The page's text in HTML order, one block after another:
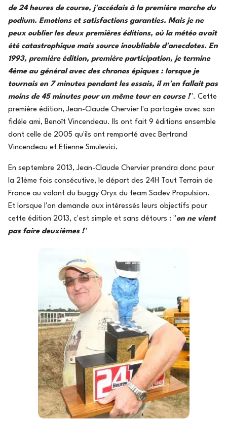
de 24 heures de course, j'accédais à la première marche du
podium. Emotions et satisfactions garanties. Mais je ne
peux oublier les deux premières éditions, où la météo avait
été catastrophique mais source inoubliable d'anecdotes. En
1993, première édition, première participation, je termine
4ème au général avec des chronos épiques : lorsque je
tournais en 7 minutes pendant les essais, il m'en fallait pas
moins de 45 minutes pour un même tour en course !". Cette
première édition, Jean-Claude Chervier l'a partagée avec son
fidèle ami, Benoît Vincendeau. Ils ont fait 9 éditions ensemble
dont celle de 2005 qu'ils ont remporté avec Bertrand
Vincendeau et Etienne Smulevici.
En septembre 2013, Jean-Claude Chervier prendra donc pour
la 21ème fois consécutive, le départ des 24H Tout Terrain de
France au volant du buggy Oryx du team Sadev Propulsion.
Et lorsque l'on demande aux intéressés leurs objectifs pour
cette édition 2013, c'est simple et sans détours : "on ne vient
pas faire deuxièmes !"